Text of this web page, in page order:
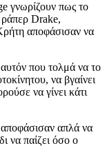
γνωρίζουν πως το
ράπερ Drake,
αποφάσισαν να
που τολμά να το
να βγαίνει
να γίνει κάτι
αποφάσισαν απλά να
να παίζει όσο ο